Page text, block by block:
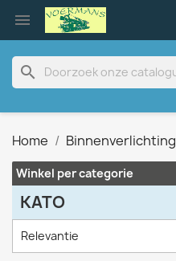

search
Home Binnenverlichting
Winkel per categorie
KATO
Relevantie